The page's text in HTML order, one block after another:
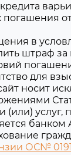
в
штраф
для
носит
(или)
банком
ОС№